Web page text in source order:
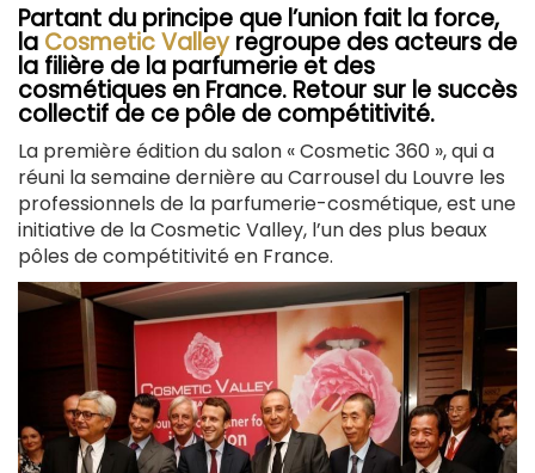
Partant du principe que l’union fait la force,
la Cosmetic Valleyregroupe des acteurs de
la filière de la parfumerie et des
cosmétiques en France. Retour sur le succès
collectif de ce pôle de compétitivité.
La première édition du salon « Cosmetic 360 », qui a
réuni la semaine dernière au Carrousel du Louvre les
professionnels de la parfumerie-cosmétique, est une
initiative de la Cosmetic Valley, l’un des plus beaux
pôles de compétitivité en France.